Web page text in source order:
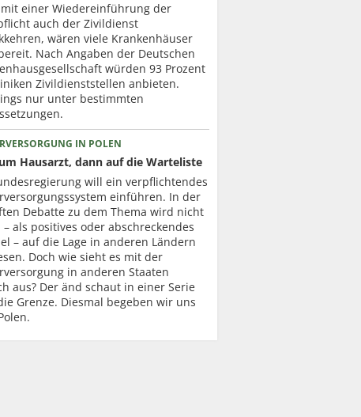
einer Wiedereinführung der
auch der Zivildienst
wären viele Krankenhäuser
Nach Angaben der Deutschen
würden 93 Prozent
Zivildienststellen anbieten.
nur unter bestimmten
IN POLEN
Hausarzt, dann auf die Warteliste
will ein verpflichtendes
einführen. In der
Debatte zu dem Thema wird nicht
– als positives oder abschreckendes
– auf die Lage in anderen Ländern
Doch wie sieht es mit der
in anderen Staaten
aus? Der änd schaut in einer Serie
Grenze. Diesmal begeben wir uns